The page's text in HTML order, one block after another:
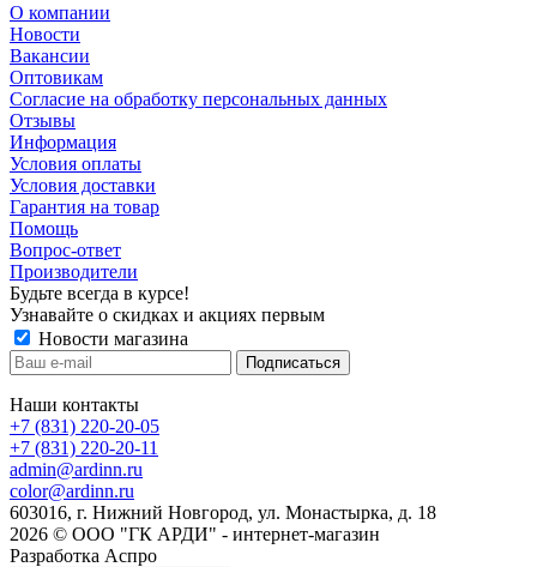
О компании
Новости
Вакансии
Оптовикам
Cогласие на обработку персональных данных
Отзывы
Информация
Условия оплаты
Условия доставки
Гарантия на товар
Помощь
Вопрос-ответ
Производители
Будьте всегда в курсе!
Узнавайте о скидках и акциях первым
Новости магазина
Наши контакты
+7 (831) 220-20-05
+7 (831) 220-20-11
admin@ardinn.ru
color@ardinn.ru
603016, г. Нижний Новгород, ул. Монастырка, д. 18
2026 © ООО "ГК АРДИ" - интернет-магазин
Разработка Аспро